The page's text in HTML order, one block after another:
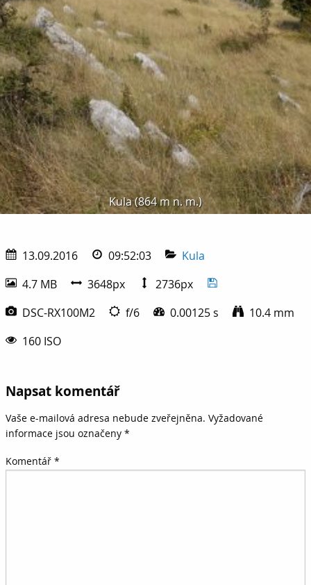
Kula (864 m n. m.)
13.09.2016 09:52:03
Kula
4.7 MB
3648px
2736px
DSC-RX100M2
f/6 0.00125 s
10.4 mm
160 ISO
Napsat komentář
Vaše e-mailová adresa nebude zveřejněna. Vyžadované
informace jsou označeny *
Komentář *